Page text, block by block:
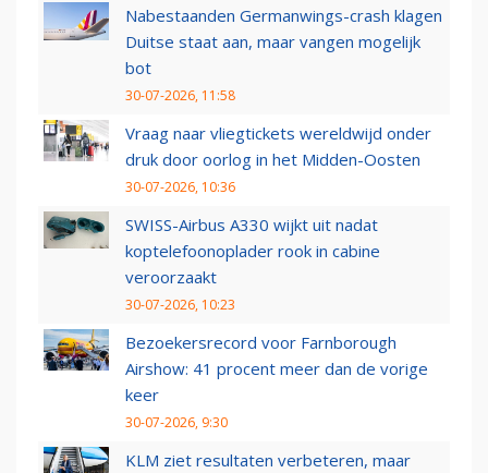
Nabestaanden Germanwings-crash klagen
Duitse staat aan, maar vangen mogelijk
bot
30-07-2026, 11:58
Vraag naar vliegtickets wereldwijd onder
druk door oorlog in het Midden-Oosten
30-07-2026, 10:36
SWISS-Airbus A330 wijkt uit nadat
koptelefoonoplader rook in cabine
veroorzaakt
30-07-2026, 10:23
Bezoekersrecord voor Farnborough
Airshow: 41 procent meer dan de vorige
keer
30-07-2026, 9:30
KLM ziet resultaten verbeteren, maar